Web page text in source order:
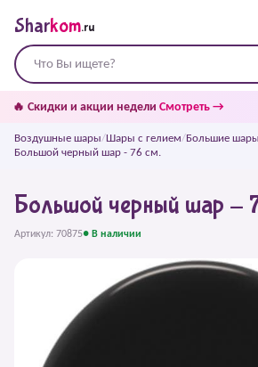
Sharkom.ru
🔥 Скидки и акции недели Смотреть →
Воздушные шары/Шары с гелием/Большие шары
Большой черный шар - 76 см.
Большой черный шар -
Артикул: 70875● В наличии